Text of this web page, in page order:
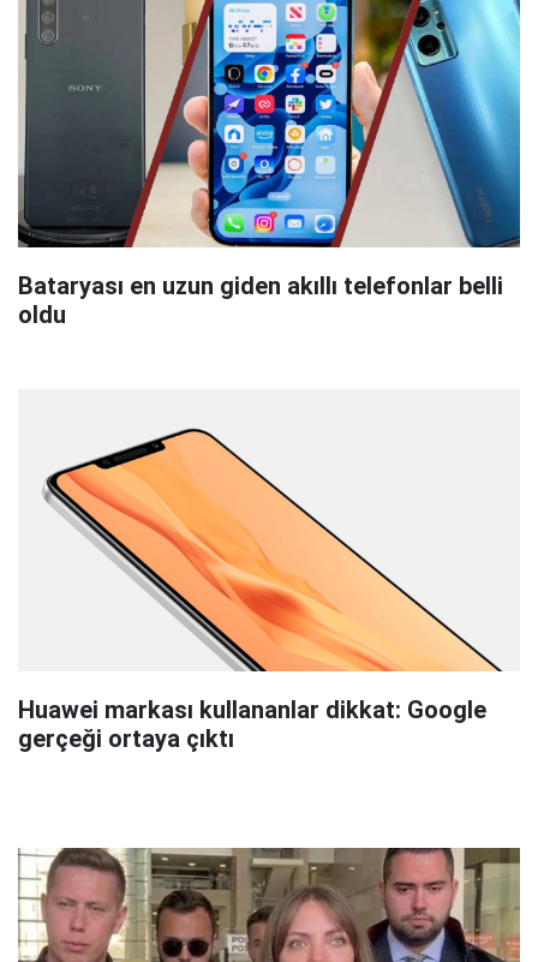
Bataryası en uzun giden akıllı telefonlar belli
oldu
Huawei markası kullananlar dikkat: Google
gerçeği ortaya çıktı